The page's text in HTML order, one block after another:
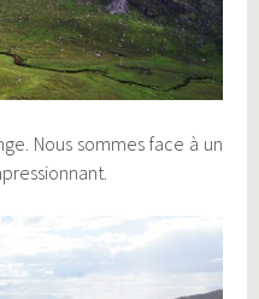
Nous sommes face à un